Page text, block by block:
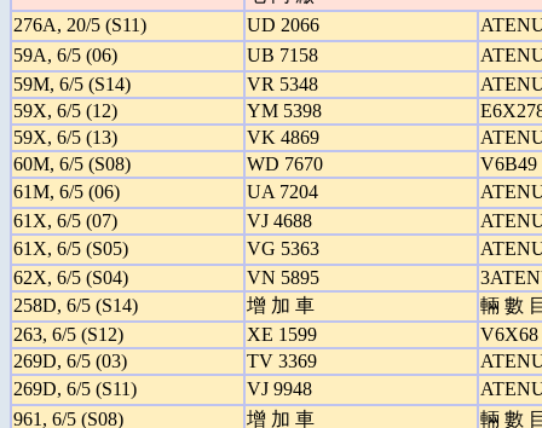
276A, 20/5 (S11)
UD 2066
59A, 6/5 (06)
UB 7158
59M, 6/5 (S14)
VR 5348
59X, 6/5 (12)
YM 5398
59X, 6/5 (13)
VK 4869
60M, 6/5 (S08)
WD 7670
V6B49
61M, 6/5 (06)
UA 7204
61X, 6/5 (07)
VJ 4688
61X, 6/5 (S05)
VG 5363
62X, 6/5 (S04)
VN 5895
258D, 6/5 (S14)
增 加 車
輛 數
263, 6/5 (S12)
XE 1599
V6X68
269D, 6/5 (03)
TV 3369
269D, 6/5 (S11)
VJ 9948
961, 6/5 (S08)
增 加 車 輛 數